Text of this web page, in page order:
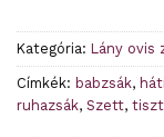
Kategória: Lány ovis
Címkék: babzsák,
ruhazsák, Szett,